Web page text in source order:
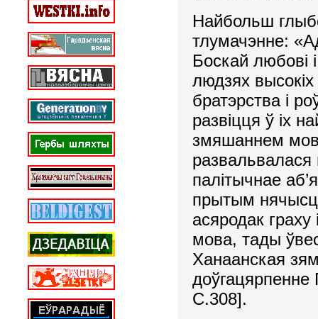
Найбольш
тлумачэнне:
Боскай любовi
людзях высокiх
братэрства i
развiцця ў іх
змяшаннем
палітычнае
прытым
асяродак
мова, тады
Ханаанская
С.308].